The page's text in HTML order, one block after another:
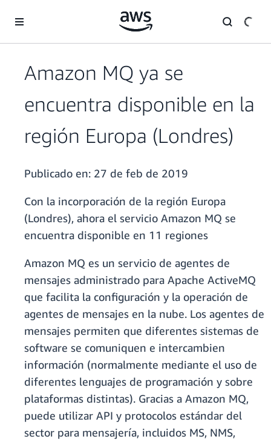
Amazon MQ ya se
encuentra disponible en la
región Europa (Londres)
Publicado en: 27 de feb de 2019
Con la incorporación de la región Europa
(Londres), ahora el servicio Amazon MQ se
encuentra disponible en 11 regiones
Amazon MQ es un servicio de agentes de
mensajes administrado para Apache ActiveMQ
que facilita la configuración y la operación de
agentes de mensajes en la nube. Los agentes de
mensajes permiten que diferentes sistemas de
software se comuniquen e intercambien
información (normalmente mediante el uso de
diferentes lenguajes de programación y sobre
plataformas distintas). Gracias a Amazon MQ,
puede utilizar API y protocolos estándar del
sector para mensajería, incluidos MS, NMS,